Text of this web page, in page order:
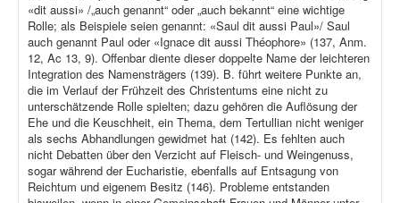
«dit aussi» /„auch genannt“ oder „auch bekannt“ eine wichtige
Rolle; als Beispiele seien genannt: «Saul dit aussi Paul»/ Saul
auch genannt Paul oder «Ignace dit aussi Théophore» (137, Anm.
12, Ac 13, 9). Offenbar diente dieser doppelte Name der leichteren
Integration des Namensträgers (139). B. führt weitere Punkte an,
die im Verlauf der Frühzeit des Christentums eine nicht zu
unterschätzende Rolle spielten; dazu gehören die Auflösung der
Ehe und die Keuschheit, ein Thema, dem Tertullian nicht weniger
als sechs Abhandlungen gewidmet hat (142). Es fehlten auch
nicht Debatten über den Verzicht auf Fleisch- und Weingenuss,
sogar während der Eucharistie, ebenfalls auf Entsagung von
Reichtum und eigenem Besitz (146). Probleme entstanden